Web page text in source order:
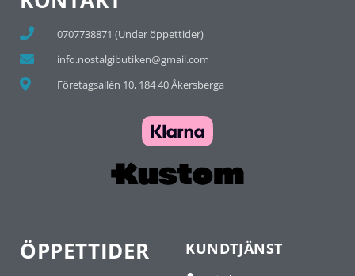
0707738871 (Under öppettider)
info.nostalgibutiken@gmail.com
Företagsallén 10, 184 40 Åkersberga
ÖPPETTIDER KUNDTJÄNST